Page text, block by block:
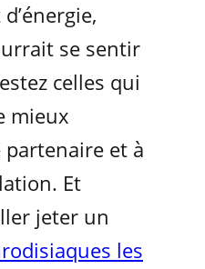
se sentir
celles qui
mieux
partenaire et à
Et
jeter un
les